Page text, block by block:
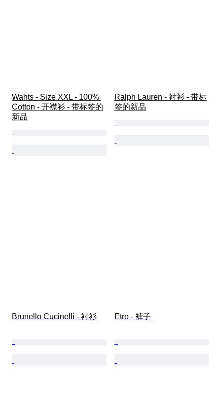
Wahts - Size XXL - 100%
Cotton - 开襟衫 - 带标签的
新品
Ralph Lauren - 衬衫 - 带标
签的新品
Brunello Cucinelli - 衬衫 Etro - 裤子